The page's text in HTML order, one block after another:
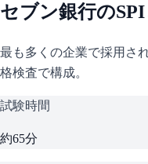
セブン銀行のSPI
最も多くの企業で採用さ
格検査で構成。
試験時間
約65分